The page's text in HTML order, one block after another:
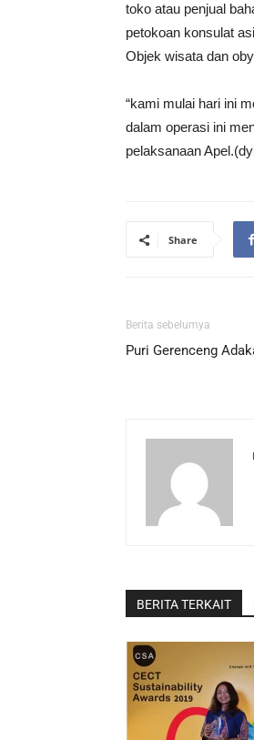
toko atau penjual
petokoan konsulat
Objek wisata dan
“kami mulai hari ini
dalam operasi ini
pelaksanaan
Share
Berita sebelumya
Puri Gerenceng
BERITA TERKAIT